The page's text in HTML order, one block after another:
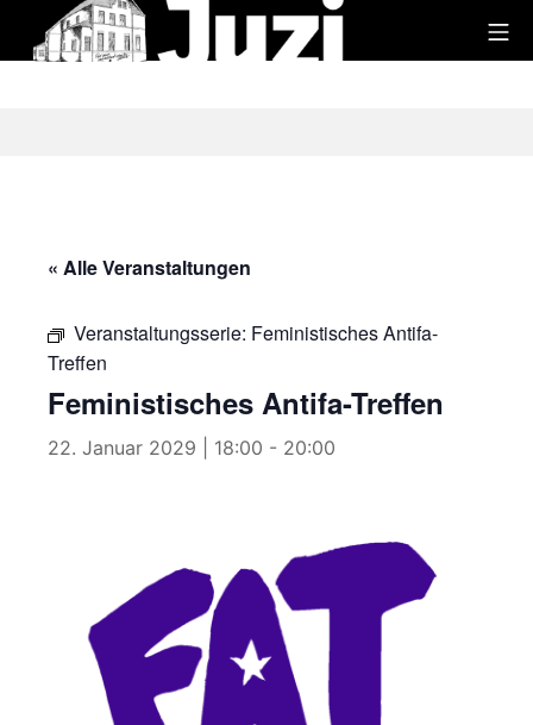
Inhalt
« Alle Veranstaltungen
Veranstaltungsserie: Feministisches Antifa-
Treffen
Feministisches Antifa-Treffen
22. Januar 2029 | 18:00 - 20:00